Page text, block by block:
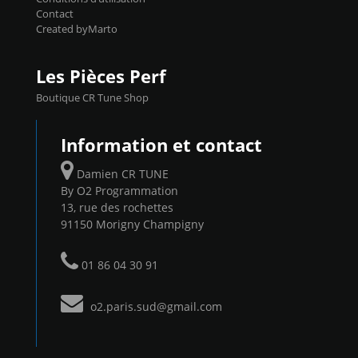
Contact
Created byMarto
Les Pièces Perf
Boutique CR Tune Shop
Information et contact
Damien CR TUNE
By O2 Programmation
13, rue des rochettes
91150 Morigny Champigny
01 86 04 30 91
o2.paris.sud@gmail.com